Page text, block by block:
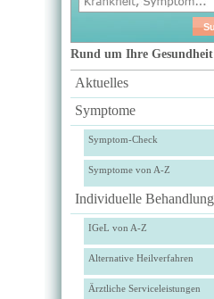
Rund um Ihre Gesundheit
Aktuelles
Symptome
Symptom-Check
Symptome von A-Z
Individuelle Behandlung
IGeL von A-Z
Alternative Heilverfahren
Ärztliche Serviceleistungen